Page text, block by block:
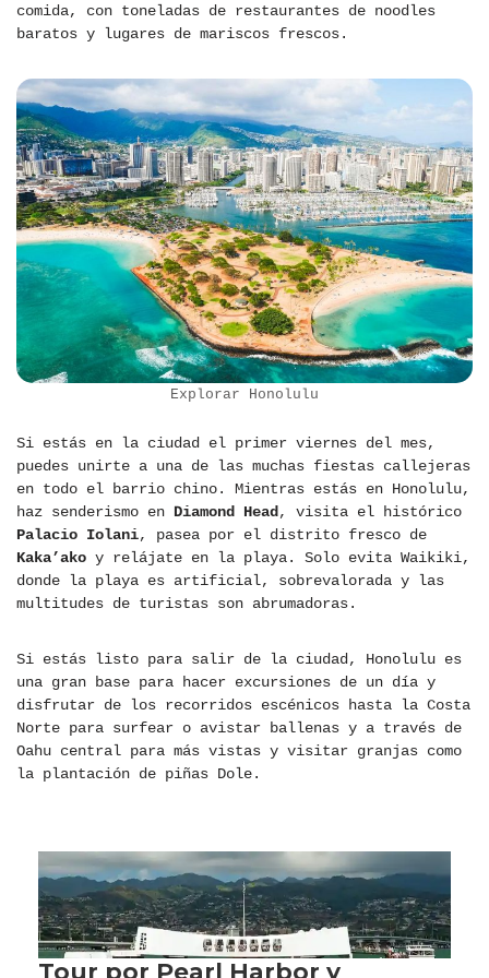
comida, con toneladas de restaurantes de noodles
baratos y lugares de mariscos frescos.
Explorar Honolulu
Si estás en la ciudad el primer viernes del mes,
puedes unirte a una de las muchas fiestas callejeras
en todo el barrio chino. Mientras estás en Honolulu,
haz senderismo en Diamond Head , visita el histórico
Palacio Iolani, pasea por el distrito fresco de
Kaka’ako y relájate en la playa. Solo evita Waikiki,
donde la playa es artificial, sobrevalorada y las
multitudes de turistas son abrumadoras.
Si estás listo para salir de la ciudad, Honolulu es
una gran base para hacer excursiones de un día y
disfrutar de los recorridos escénicos hasta la Costa
Norte para surfear o avistar ballenas y a través de
Oahu central para más vistas y visitar granjas como
la plantación de piñas Dole.